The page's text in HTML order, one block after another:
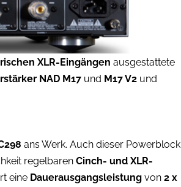
XLR-Eingängen ausgestattete
NAD M17 und M17 V2 und
ans Werk. Auch dieser Powerblock
regelbarenCinch- und XLR-
eine Dauerausgangsleistungvon2 x